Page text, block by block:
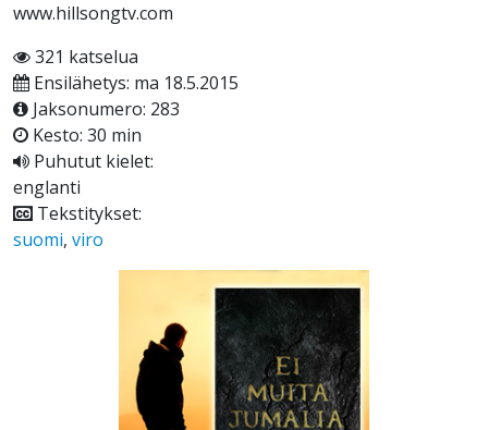
www.hillsongtv.com
321 katselua
Ensilähetys: ma 18.5.2015
Jaksonumero: 283
Kesto: 30 min
Puhutut kielet:
englanti
Tekstitykset:
suomi, viro